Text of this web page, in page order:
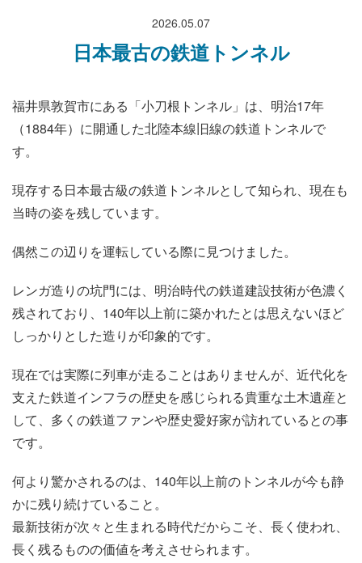
2026.05.07
日本最古の鉄道トンネル
福井県敦賀市にある「小刀根トンネル」は、明治17年
（1884年）に開通した北陸本線旧線の鉄道トンネルで
す。
現存する日本最古級の鉄道トンネルとして知られ、現在も
当時の姿を残しています。
偶然この辺りを運転している際に見つけました。
レンガ造りの坑門には、明治時代の鉄道建設技術が色濃く
残されており、140年以上前に築かれたとは思えないほど
しっかりとした造りが印象的です。
現在では実際に列車が走ることはありませんが、近代化を
支えた鉄道インフラの歴史を感じられる貴重な土木遺産と
して、多くの鉄道ファンや歴史愛好家が訪れているとの事
です。
何より驚かされるのは、140年以上前のトンネルが今も静
かに残り続けていること。
最新技術が次々と生まれる時代だからこそ、長く使われ、
長く残るものの価値を考えさせられます。